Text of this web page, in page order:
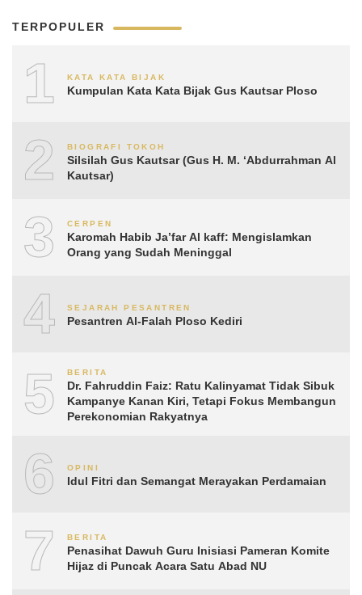
TERPOPULER
1 KATA KATA BIJAK
Kumpulan Kata Kata Bijak Gus Kautsar Ploso
2 BIOGRAFI TOKOH
Silsilah Gus Kautsar (Gus H. M. ‘Abdurrahman Al
Kautsar)
3 CERPEN
Karomah Habib Ja’far Al kaff: Mengislamkan
Orang yang Sudah Meninggal
4 SEJARAH PESANTREN
Pesantren Al-Falah Ploso Kediri
5 BERITA
Dr. Fahruddin Faiz: Ratu Kalinyamat Tidak Sibuk
Kampanye Kanan Kiri, Tetapi Fokus Membangun
Perekonomian Rakyatnya
6 OPINI
Idul Fitri dan Semangat Merayakan Perdamaian
7 BERITA
Penasihat Dawuh Guru Inisiasi Pameran Komite
Hijaz di Puncak Acara Satu Abad NU